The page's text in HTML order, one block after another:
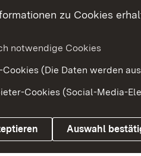
Weitere
Link zum Landesportal
zu Cookies
notwendige Cookies
Cookies (Die Daten werden
Cookies (Social-Media-
Auswahl